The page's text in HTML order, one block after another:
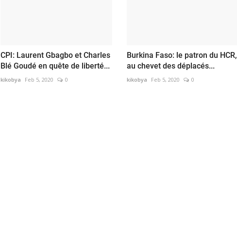
CPI: Laurent Gbagbo et Charles
Blé Goudé en quête de liberté...
kikobya Feb 5, 2020 0
Burkina Faso: le patron du HCR,
au chevet des déplacés...
kikobya Feb 5, 2020 0